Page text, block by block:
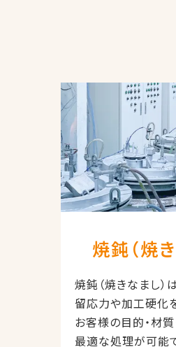
焼鈍（焼
焼鈍（焼きなまし
留応力や加工硬化
お客様の目的・材
最適な処理が可能